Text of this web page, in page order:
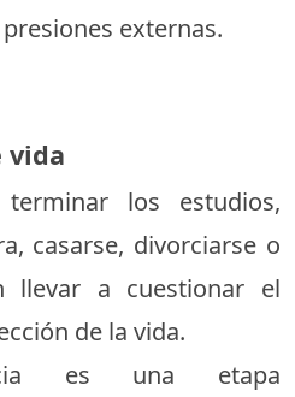
externas.
vida
los estudios,
casarse, divorciarse o
llevar a cuestionar el
de la vida.
es una etapa